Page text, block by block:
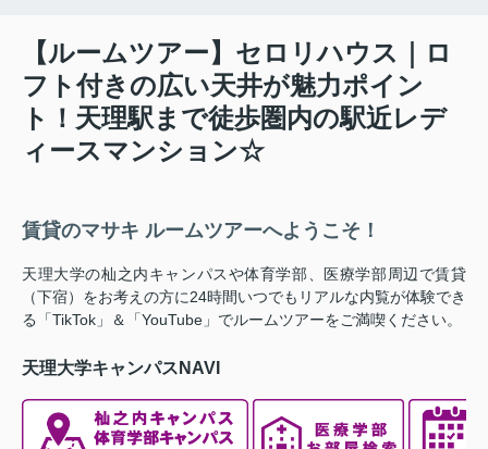
【ルームツアー】セロリハウス｜ロ
フト付きの広い天井が魅力ポイン
ト！天理駅まで徒歩圏内の駅近レデ
ィースマンション☆
賃貸のマサキ ルームツアーへようこそ！
天理大学の杣之内キャンパスや体育学部、医療学部周辺で賃貸
（下宿）をお考えの方に24時間いつでもリアルな内覧が体験でき
る「TikTok」＆「YouTube」でルームツアーをご満喫ください。
天理大学キャンパスNAVI